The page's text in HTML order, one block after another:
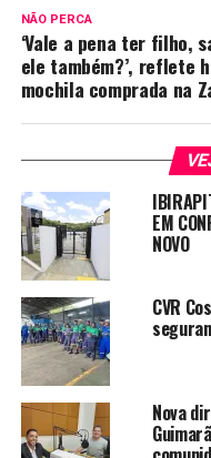
NÃO PERCA
‘Vale a pena ter filho,
ele também?’, reflete
mochila comprada na
EM
NOVO
CVR
Nova